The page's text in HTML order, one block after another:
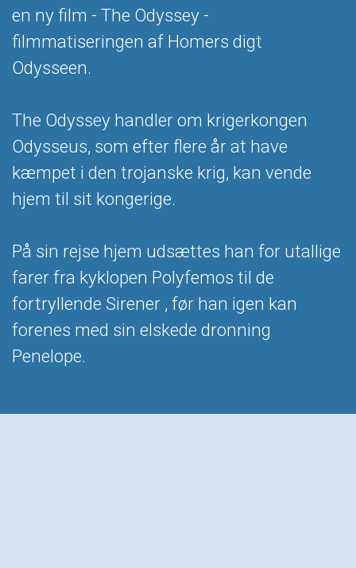
en ny film - The Odyssey -
filmmatiseringen af Homers digt
Odysseen.
The Odyssey handler om krigerkongen
Odysseus, som efter flere år at have
kæmpet i den trojanske krig, kan vende
hjem til sit kongerige.
På sin rejse hjem udsættes han for utallige
farer fra kyklopen Polyfemos til de
fortryllende Sirener , før han igen kan
forenes med sin elskede dronning
Penelope.